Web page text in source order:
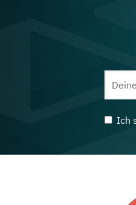
Ich